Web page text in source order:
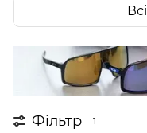
Комплектуючі для
Тримачі перемикача
Фільтр 1